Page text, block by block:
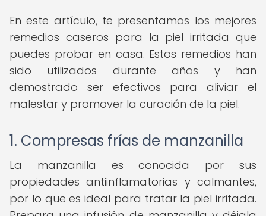
En este artículo, te presentamos los mejores
remedios caseros para la piel irritada que
puedes probar en casa. Estos remedios han
sido utilizados durante años y han
demostrado ser efectivos para aliviar el
malestar y promover la curación de la piel.
1. Compresas frías de manzanilla
La manzanilla es conocida por sus
propiedades antiinflamatorias y calmantes,
por lo que es ideal para tratar la piel irritada.